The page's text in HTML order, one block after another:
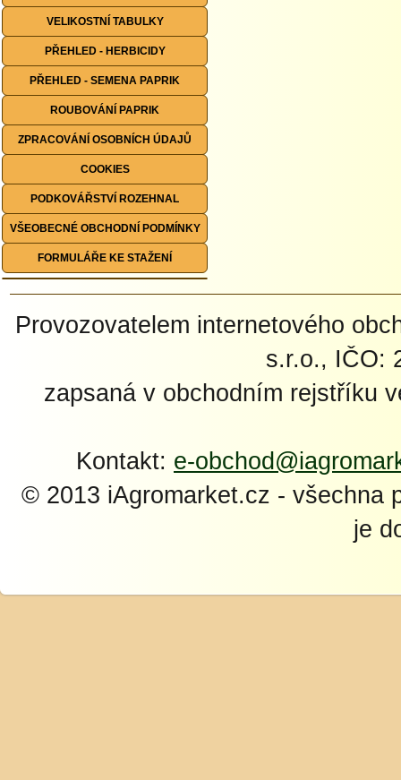
VELIKOSTNÍ TABULKY
PŘEHLED - HERBICIDY
PŘEHLED - SEMENA PAPRIK
ROUBOVÁNÍ PAPRIK
ZPRACOVÁNÍ OSOBNÍCH ÚDAJŮ
COOKIES
PODKOVÁŘSTVÍ ROZEHNAL
VŠEOBECNÉ OBCHODNÍ PODMÍNKY
FORMULÁŘE KE STAŽENÍ
Provozovatelem internetového
s.r.o., IČO:
zapsaná v obchodním rejstříku
Kontakt: e-
© 2013 iAgromarket.cz - všechna
je